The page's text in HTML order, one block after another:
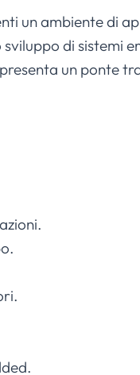
un ambiente di
di sistemi
un ponte